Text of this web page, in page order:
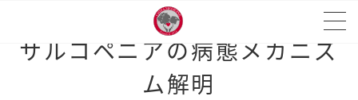
老化モデルiPS細胞を用いた
サルコペニアの病態メカニズ
ム解明